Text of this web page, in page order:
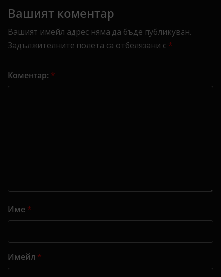
Вашият коментар
Вашият имейл адрес няма да бъде публикуван.
Задължителните полета са отбелязани с *
Коментар: *
Име *
Имейл *